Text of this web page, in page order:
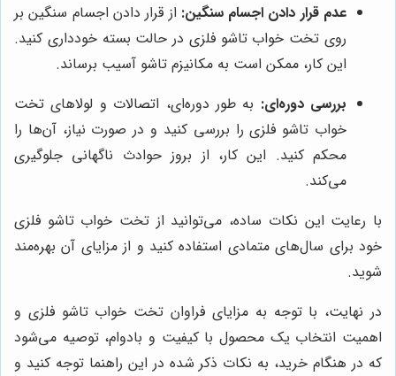
عدم قرار دادن اجسام سنگین: از قرار دادن اجسام سنگین بر
روی تخت خواب تاشو فلزی در حالت بسته خودداری کنید.
این کار، ممکن است به مکانیزم تاشو آسیب برساند.
بررسی دوره‌ای: به طور دوره‌ای، اتصالات و لولاهای تخت
خواب تاشو فلزی را بررسی کنید و در صورت نیاز، آن‌ها را
محکم کنید. این کار، از بروز حوادث ناگهانی جلوگیری
می‌کند.
با رعایت این نکات ساده، می‌توانید از تخت خواب تاشو فلزی
خود برای سال‌های متمادی استفاده کنید و از مزایای آن بهره‌مند
شوید.
در نهایت، با توجه به مزایای فراوان تخت خواب تاشو فلزی و
اهمیت انتخاب یک محصول با کیفیت و بادوام، توصیه می‌شود
که در هنگام خرید، به نکات ذکر شده در این راهنما توجه کنید و